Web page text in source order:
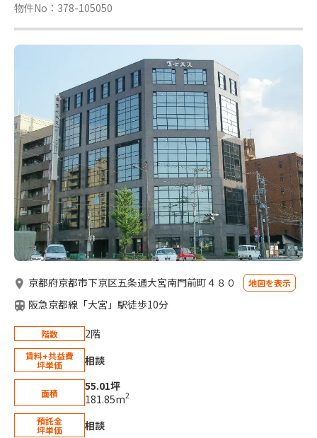
物件No：378-105050
京都府京都市下京区五条通大宮南門前町４８０ 地図を表示
阪急京都線「大宮」駅徒歩10分
階数 2階
賃料+共益費
坪単価 相談
面積
55.01坪
181.85m2
預託金
坪単価 相談